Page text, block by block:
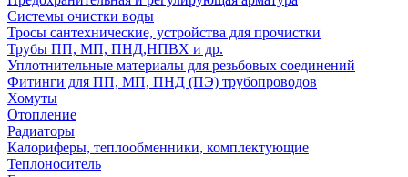
Системы очистки воды
Тросы сантехнические, устройства для прочистки
Трубы ПП, МП, ПНД,НПВХ и др.
Уплотнительные материалы для резьбовых соединений
Фитинги для ПП, МП, ПНД (ПЭ) трубопроводов
Хомуты
Отопление
Радиаторы
Калориферы, теплообменники, комплектующие
Теплоноситель